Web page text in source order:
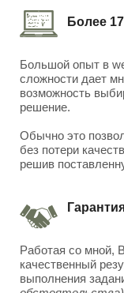
Более
Большой опыт в
сложности дает
возможность
решение.
Обычно это
без потери
решив
Работая со мной,
качественный
выполнения